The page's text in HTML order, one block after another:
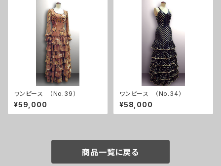
ワンピース （No.39）
¥59,000
ワンピース （No.34）
¥58,000
商品一覧に戻る